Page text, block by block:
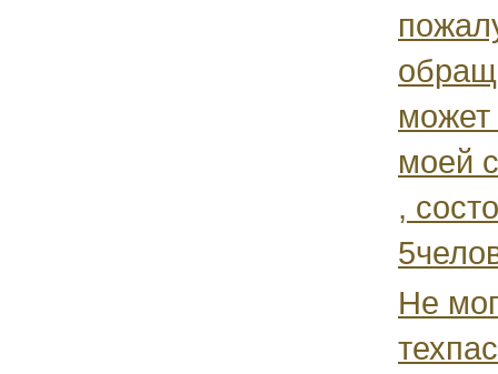
моей
,
Не